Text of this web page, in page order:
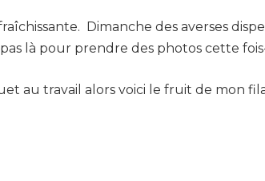
Dimanche des averses
là pour prendre des photos cette
au travail alors voici le fruit de mon